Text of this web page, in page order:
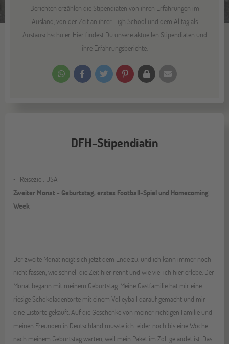
Berichten erzählen die Stipendiaten von ihren Erfahrungen im
Ausland, von der Zeit an ihrer High School und dem Alltag als
Austauschschüler. Hier findest Du unsere aktuellen Stipendiaten und
ihre Erfahrungsberichte.
DFH-Stipendiatin
Reiseziel: USA
Zweiter Monat - Geburtstag, erstes Football-Spiel und Homecoming
Week
Der zweite Monat neigt sich jetzt dem Ende zu, und ich kann immer noch
nicht fassen, wie schnell die Zeit hier rennt und wie viel ich hier erlebe. Der
Monat begann mit meinem Geburtstag. Meine Gastfamilie hat mir eine
riesige Schokoladentorte mit einem Volleyball darauf gemacht und mir
eine Eistorte gekauft. Auf die Geschenke von meiner richtigen Familie und
meinen Freunden in Deutschland musste ich leider noch bis eine Woche
nach meinem Geburtstag warten, weil mein Paket im Zoll gelandet ist. Das